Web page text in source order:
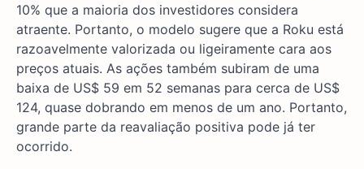
10% que a maioria dos investidores considera
atraente. Portanto, o modelo sugere que a Roku está
razoavelmente valorizada ou ligeiramente cara aos
preços atuais. As ações também subiram de uma
baixa de US$ 59 em 52 semanas para cerca de US$
124, quase dobrando em menos de um ano. Portanto,
grande parte da reavaliação positiva pode já ter
ocorrido.